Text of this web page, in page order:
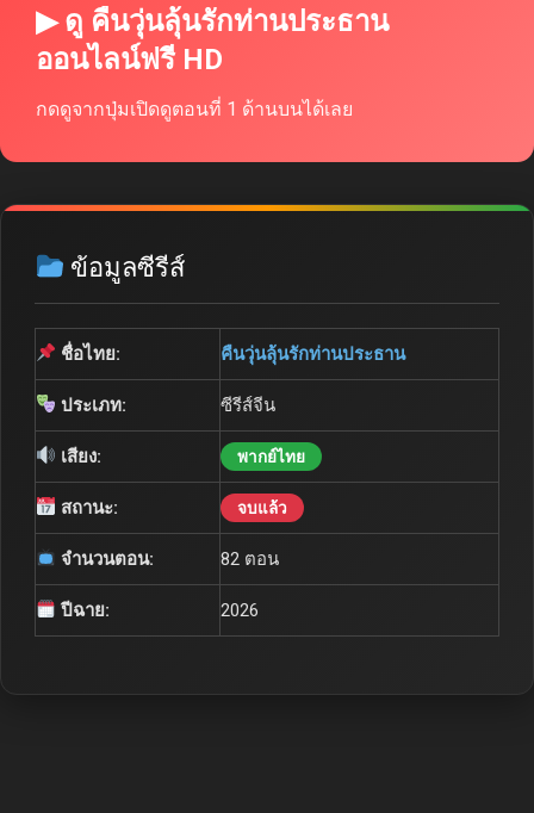
▶ ดู คืนวุ่นลุ้นรักท่านประธาน
ออนไลน์ฟรี HD
กดดูจากปุ่มเปิดดูตอนที่ 1 ด้านบนได้เลย
ข้อมูลซีรีส์
ชื่อไทย: คืนวุ่นลุ้นรักท่านประธาน
ประเภท: ซีรีส์จีน
เสียง: พากย์ไทย
สถานะ: จบแล้ว
จำนวนตอน: 82 ตอน
ปีฉาย: 2026